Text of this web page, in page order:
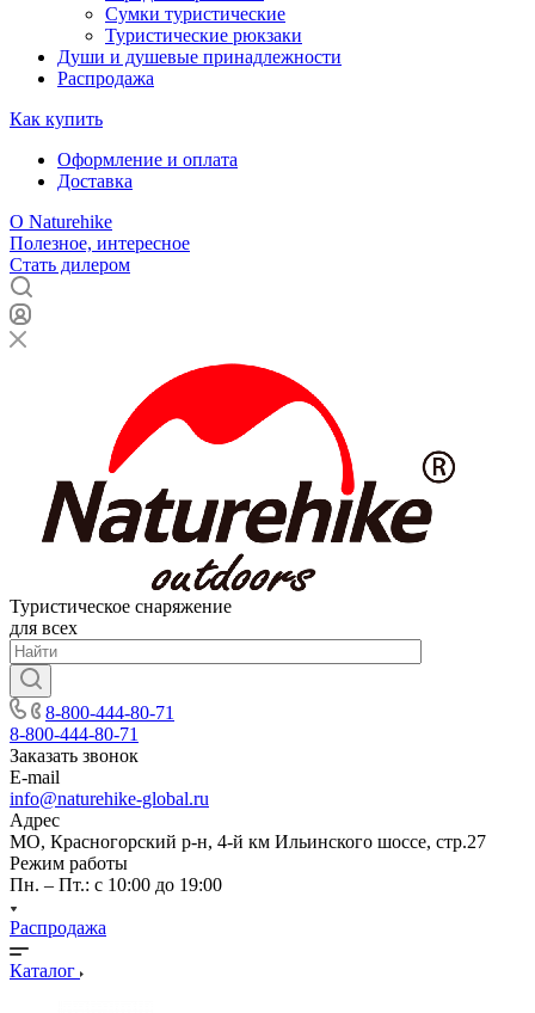
Сумки туристические
Туристические рюкзаки
Души и душевые принадлежности
Распродажа
Как купить
Оформление и оплата
Доставка
О Naturehike
Полезное, интересное
Стать дилером
Туристическое снаряжение
для всех
8-800-444-80-71
8-800-444-80-71
Заказать звонок
E-mail
info@naturehike-global.ru
Адрес
МО, Красногорский р-н, 4-й км Ильинского шоссе, стр.27
Режим работы
Пн. – Пт.: с 10:00 до 19:00
Распродажа
Каталог